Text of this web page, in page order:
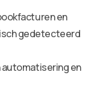
en
gedetecteerd
en